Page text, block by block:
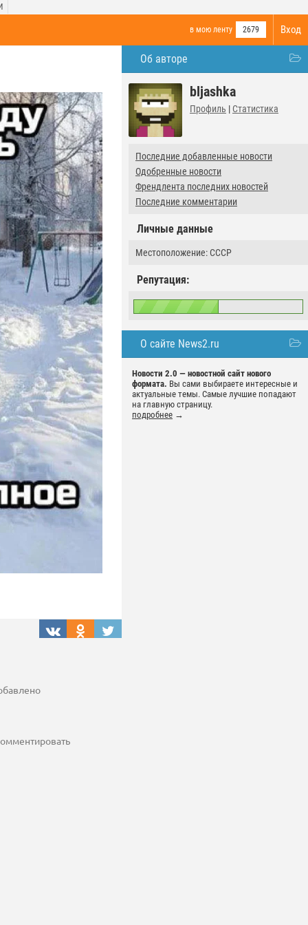
Вход
в мою ленту 2679
Об авторе
bljashka
Профиль | Статистика
Последние добавленные новости
Одобренные новости
Френдлента последних новостей
Последние комментарии
Личные данные
Местоположение: СССР
Репутация:
О сайте News2.ru
Новости 2.0 — новостной сайт нового
формата. Вы сами выбираете интересные и
актуальные темы. Самые лучшие попадают
на главную страницу.
подробнее →